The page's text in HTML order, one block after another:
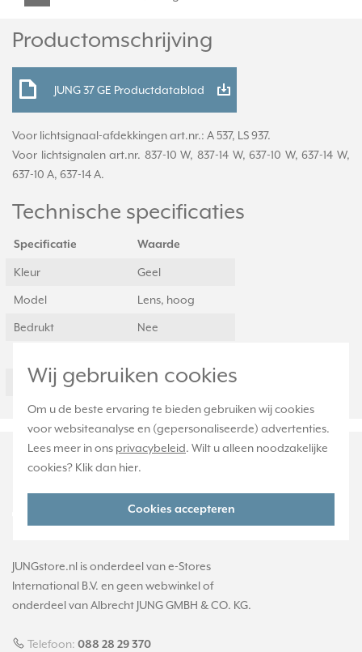
Wij gebruiken cookies
Om u de beste ervaring te bieden gebruiken wij cookies
voor websiteanalyse en (gepersonaliseerde) advertenties.
Lees meer in ons privacybeleid. Wilt u alleen noodzakelijke
cookies? Klik dan hier.
Cookies accepteren
Productomschrijving
JUNG 37 GE Productdatablad
Voor lichtsignaal-afdekkingen art.nr.: A 537, LS 937.
Voor lichtsignalen art.nr. 837-10 W, 837-14 W, 637-10 W, 637-14 W,
637-10 A, 637-14 A.
Technische specificaties
Specificatie Waarde
Kleur Geel
Model Lens, hoog
Bedrukt Nee
37GE
JUNGstore.nl is onderdeel van e-Stores
International B.V. en geen webwinkel of
onderdeel van Albrecht JUNG GMBH & CO. KG.
Telefoon: 088 28 29 370